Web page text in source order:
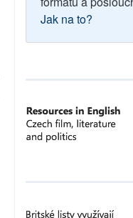
Jak na to?